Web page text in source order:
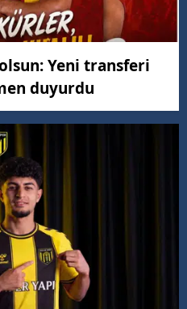
Yeni transferi
duyurdu